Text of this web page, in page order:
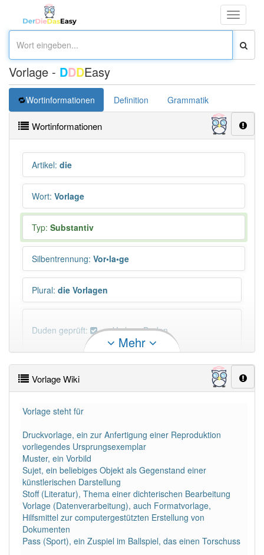
Toggle
Vorlage - DDDEasy
Wortinformationen Definition Grammatik
Wortinformationen
Artikel: die
Wort: Vorlage
Typ: Substantiv
Silbentrennung: Vor•la•ge
Plural: die Vorlagen
Duden geprüft: Vorlage Duden
PowerIndex:913
Wörter mit Endung
Wörter mit Endung-vorlage aber mit einem anderen
Artikeldie: 0
91% unserer Spielapp-Nutzer haben den Artikel
korrekt erraten.
Mehr
Vorlage Wiki
Vorlage steht für
Druckvorlage, ein zur Anfertigung einer Reproduktion
vorliegendes Ursprungsexemplar
Muster, ein Vorbild
Sujet, ein beliebiges Objekt als Gegenstand einer
künstlerischen Darstellung
Stoff (Literatur), Thema einer dichterischen Bearbeitung
Vorlage (Datenverarbeitung), auch Formatvorlage,
Hilfsmittel zur computergestützten Erstellung von
Dokumenten
Pass (Sport), ein Zuspiel im Ballspiel, das einen Torschuss